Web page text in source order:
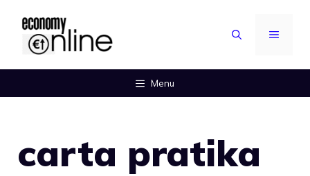
contenuto
MENU
Menu
carta pratika